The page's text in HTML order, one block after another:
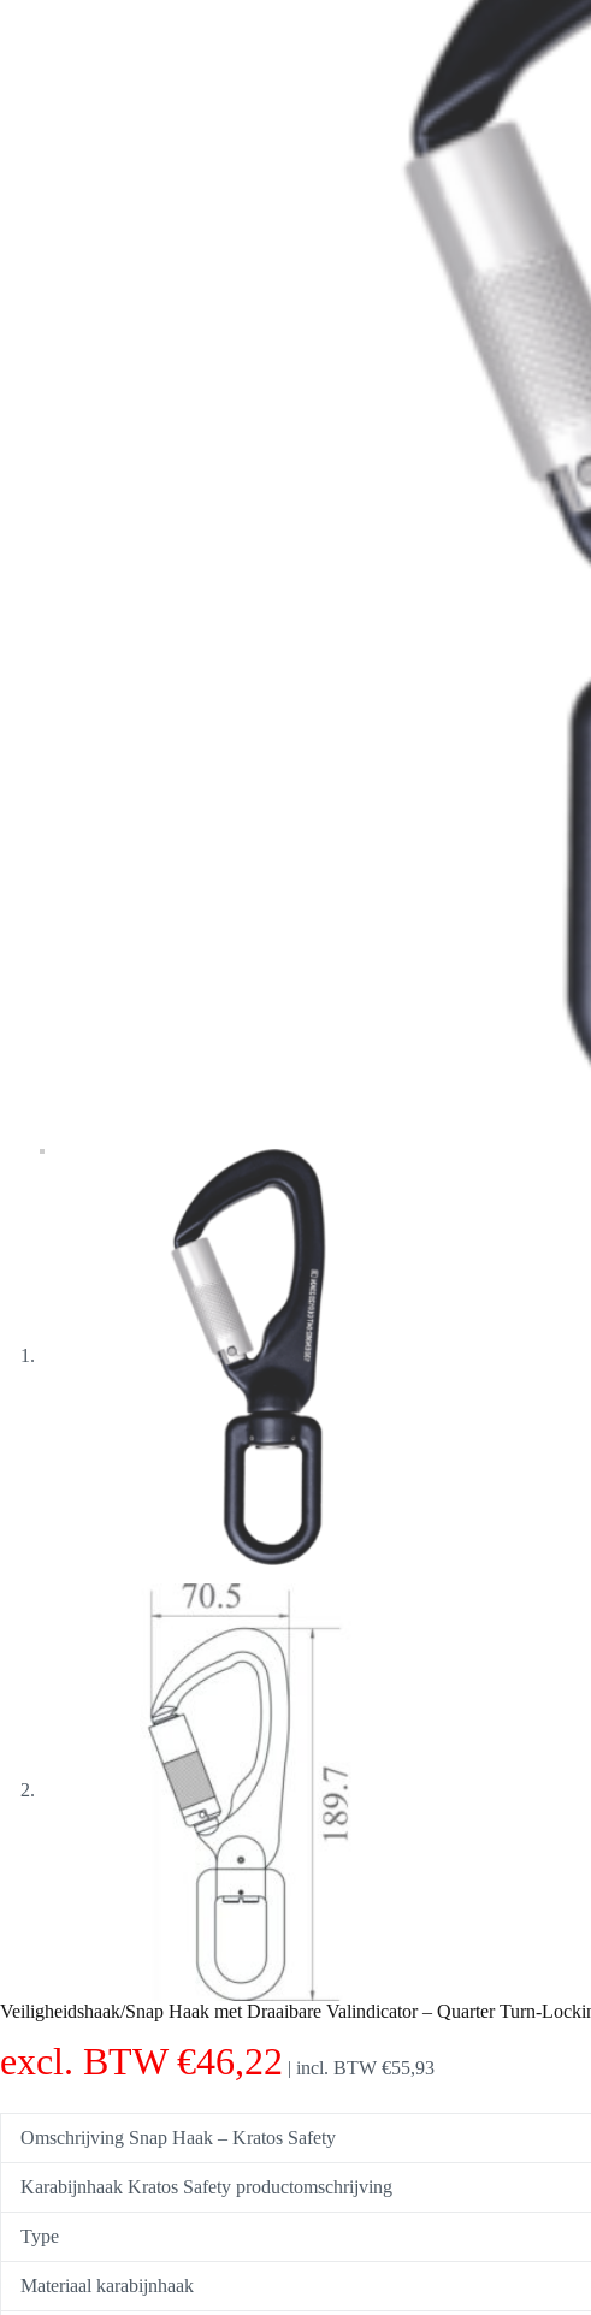
Veiligheidshaak/Snap Haak met Draaibare Valindicator – Quarter Turn-
excl. BTW€46,22 incl. BTW €55,93
Omschrijving Snap Haak – Kratos Safety
Karabijnhaak Kratos Safety productomschrijving
Type
Materiaal karabijnhaak